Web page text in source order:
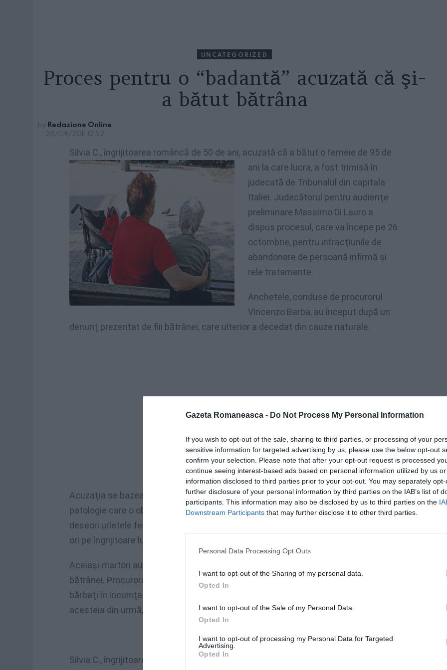
Gazeta Romaneasca - Do Not Process My Personal Information
If you wish to opt-out of the sale, sharing to third parties, or processing of your
sensitive information for targeted advertising by us, please use the below opt-out
confirm your selection. Please note that after your opt-out request is processed
continue seeing interest-based ads based on personal information utilized by us
information disclosed to third parties prior to your opt-out. You may separately
further disclosure of your personal information by third parties on the IAB’s list of
participants. This information may also be disclosed by us to third parties on the
Downstream Participants that may further disclose it to other third parties.
Personal Data Processing Opt Outs
I want to opt-out of the Sharing of my personal data.
Opted In
I want to opt-out of the Sale of my Personal Data.
Opted In
I want to opt-out of processing my Personal Data for Targeted
Advertising.
Opted In
UNCATEGORIZED
Proces pentru o “badantă” acuzată că şi-
a bătut bătrâna
by Redazione Online
26/04/2011, 12:52
Silvia C., îngrijitoarea româncă de 50 de ani, acuzată că a bătut o femeie de 95 de
ani la care lucra, a fost trimisă în
judecată de Tribunalul din capitala
Italiei. Judecătorul pentru audienţe
preliminare Massimo Di Lauro a
dispus procesul, care va începe pe 26
octombrie, pentru infracţiunile de
abandonare de persoană infirmă şi
rele tratamente.
Anchetele, conduse de procurorul
Vincenzo Barba, au început după un
denunţ prezentat de fiii bătrânei, care ulterior a decedat din cauze naturale.
Acuzaţia se bazează pe o serie de mărturii ale vecinilor bătrânei, afectată de o
patologie care o obliga să stea în scaunul cu rotile. Vecinii au afirmat că au auzit
deseori urletele femeii, rezidentă în cartierul Boccea, şi că au văzut-o de mai multe
ori pe îngrijitoare luând-o la palme şi chiar legând-o de scaun.
Aceiaşi martori au declarat şi că au observat echimoze la încheieturi şi pe braţele
bătrânei. Procurorul Barba acuză pe lângă aceasta românca că a dus deseori
bărbaţi în locuinţa femeii pe care trebuia să o îngrijească, împotriva voinţei
acesteia din urmă, şi că a lăsat-o deseori singură.
Silvia C., îngrijitoarea româncă de 50 de ani acuzată că a bătut o femeie de 95 de